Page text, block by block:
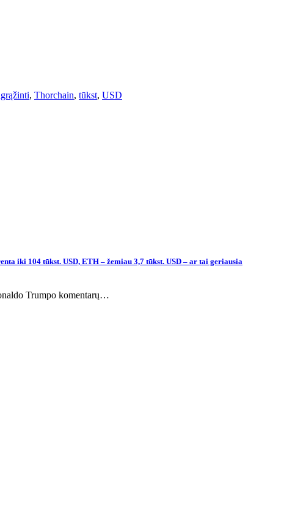
, Thorchain, tūkst, USD
iki 104 tūkst. USD, ETH – žemiau 3,7 tūkst. USD – ar tai geriausia
Trumpo komentarų…